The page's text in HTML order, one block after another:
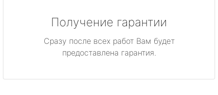
Получение гарантии
Сразу после всех работ Вам будет
предоставлена гарантия.